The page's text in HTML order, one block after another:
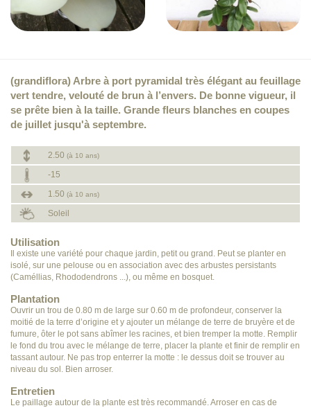
(grandiflora) Arbre à port pyramidal très élégant au feuillage
vert tendre, velouté de brun à l’envers. De bonne vigueur, il
se prête bien à la taille. Grande fleurs blanches en coupes
de juillet jusqu'à septembre.
2.50 (à 10 ans)
-15
1.50 (à 10 ans)
Soleil
Utilisation
Il existe une variété pour chaque jardin, petit ou grand. Peut se planter en
isolé, sur une pelouse ou en association avec des arbustes persistants
(Caméllias, Rhododendrons ...), ou même en bosquet.
Plantation
Ouvrir un trou de 0.80 m de large sur 0.60 m de profondeur, conserver la
moitié de la terre d’origine et y ajouter un mélange de terre de bruyère et de
fumure, ôter le pot sans abîmer les racines, et bien tremper la motte. Remplir
le fond du trou avec le mélange de terre, placer la plante et finir de remplir en
tassant autour. Ne pas trop enterrer la motte : le dessus doit se trouver au
niveau du sol. Bien arroser.
Entretien
Le paillage autour de la plante est très recommandé. Arroser en cas de